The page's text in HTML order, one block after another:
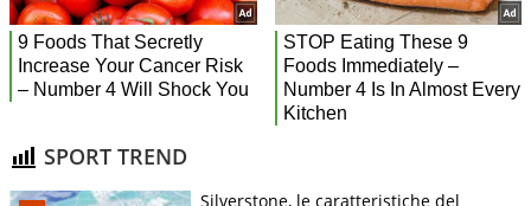
SPORT TREND
Silverstone, le caratteristiche del